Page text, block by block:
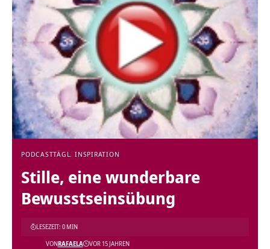
PODCASTTÄGL. INSPIRATION
Stille, eine wunderbare
Bewusstseinsübung
VONRAFAELA VOR 15 JAHREN
LESEZEIT: 0 MIN